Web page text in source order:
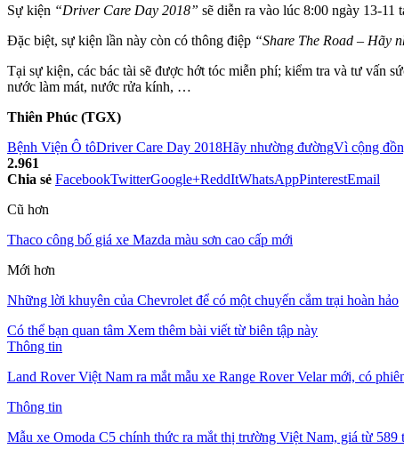
Sự kiện “Driver Care Day 2018” sẽ diễn ra vào lúc 8:00 ngày 13-
Đặc biệt, sự kiện lần này còn có thông điệp “Share The Road – Hãy
Tại sự kiện, các bác tài sẽ được hớt tóc miễn phí; kiểm tra và tư vấn
nước làm mát, nước rửa kính, …
Thiên Phúc (TGX)
Bệnh Viện Ô tôDriver Care Day 2018Hãy nhường đườngVì cộng
2.961
Chia sẻ FacebookTwitterGoogle+ReddItWhatsAppPinterestEmail
Cũ hơn
Thaco công bố giá xe Mazda màu sơn cao cấp mới
Mới hơn
Những lời khuyên của Chevrolet để có một chuyến cắm trại hoàn hảo
Có thể bạn quan tâm Xem thêm bài viết từ biên tập này
Thông tin
Land Rover Việt Nam ra mắt mẫu xe Range Rover Velar mới, có
Thông tin
Mẫu xe Omoda C5 chính thức ra mắt thị trường Việt Nam, giá từ 589